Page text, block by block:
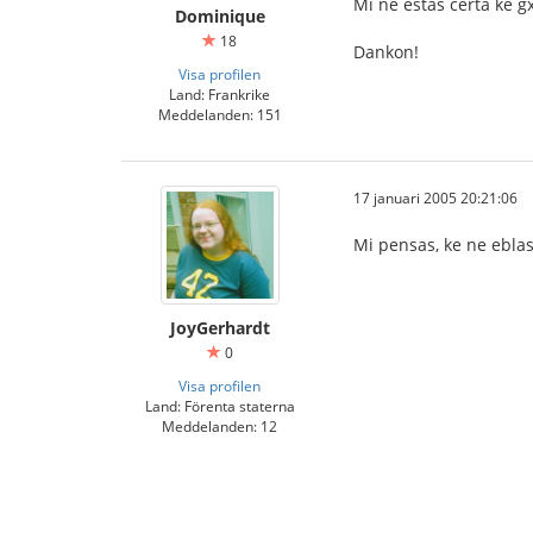
Dominique
18
Visa profilen
Land: Frankrike
Meddelanden: 151
Dankon!
JoyGerhardt
0
Visa profilen
Land: Förenta staterna
Meddelanden: 12
17 januari 2005 20:21:06
Mi pensas, ke ne